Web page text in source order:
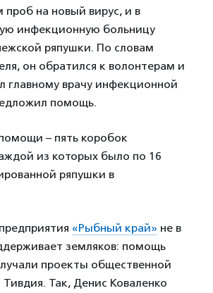
проб на новый вирус, и в
инфекционную больницу
ряпушки. По словам
он обратился к волонтерам и
главному врачу инфекционной
помощь.
– пять коробок
из которых было по 16
ряпушки в
«Рыбный край» не в
земляков: помощь
проекты общественной
Так, Денис Коваленко